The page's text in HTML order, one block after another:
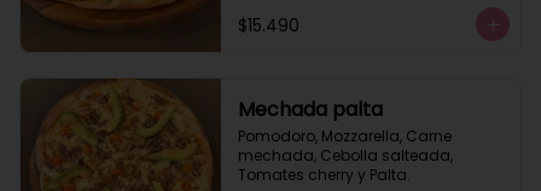
$15.490
Mechada palta
Pomodoro, Mozzarella, Carne
mechada, Cebolla salteada,
Tomates cherry y Palta.